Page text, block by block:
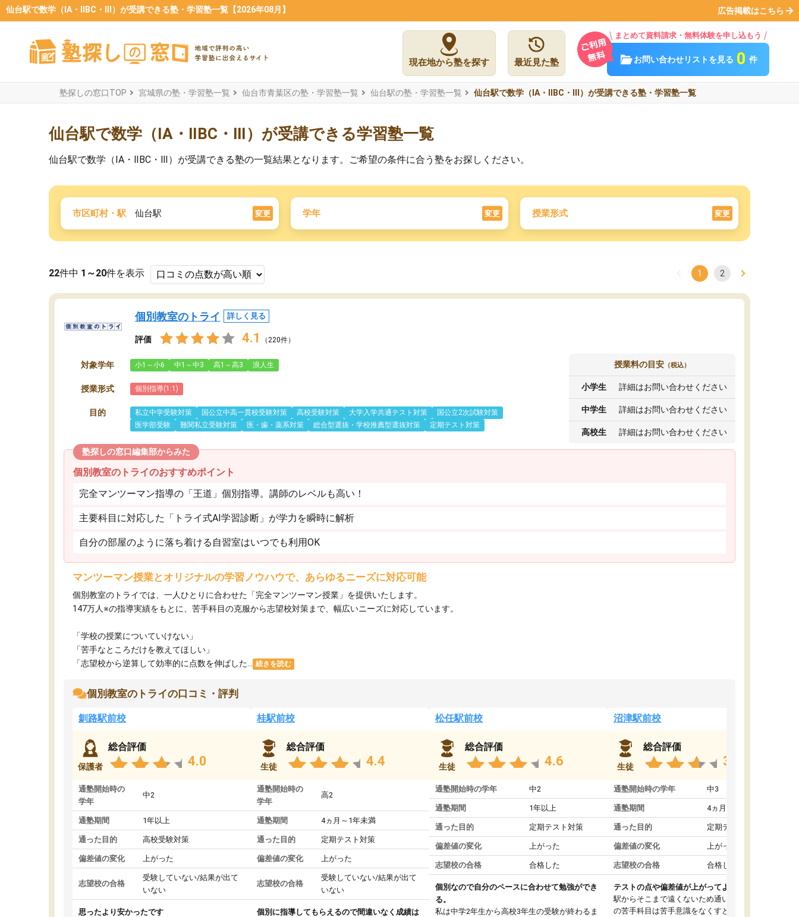
仙台駅で数学（ⅠA・ⅡBC・Ⅲ）が受講できる塾・学習塾一覧【2026年08月】 広告掲載はこちら
現在地から塾を探す 最近見た塾
まとめて資料請求・無料体験を申し込もう
お問い合わせリストを見る 0 件
塾探しの窓口TOP 宮城県の塾・学習塾一覧 仙台市青葉区の塾・学習塾一覧 仙台駅の塾・学習塾一覧 仙台駅で数学（ⅠA・ⅡBC・Ⅲ）が受講できる塾・学習塾一覧
仙台駅で数学（ⅠA・ⅡBC・Ⅲ）が受講できる学習塾一覧
仙台駅で数学（ⅠA・ⅡBC・Ⅲ）が受講できる塾の一覧結果となります。ご希望の条件に合う塾をお探しください。
市区町村・駅 仙台駅 変更 学年 変更 授業形式 変更
22件中 1～20件を表示 1 2
個別教室のトライ 詳しく見る
評価 4.1 （220件）
対象学年 小1～小6 中1～中3 高1～高3 浪人生
授業形式 個別指導(1:1)
目的 私立中学受験対策 国公立中高一貫校受験対策 高校受験対策 大学入学共通テスト対策
国公立2次試験対策
医学部受験
難関私立受験対策 医・歯・薬系対策 総合型選抜・学校推薦型選抜対策 定期テスト対策
授業料の目安 （税込）
小学生 詳細はお問い合わせください
中学生 詳細はお問い合わせください
高校生 詳細はお問い合わせください
塾探しの窓口編集部からみた
個別教室のトライのおすすめポイント
完全マンツーマン指導の「王道」個別指導。講師のレベルも高い！
主要科目に対応した「トライ式AI学習診断」が学力を瞬時に解析
自分の部屋のように落ち着ける自習室はいつでも利用OK
マンツーマン授業とオリジナルの学習ノウハウで、あらゆるニーズに対応可能
個別教室のトライでは、一人ひとりに合わせた「完全マンツーマン授業」を提供いたします。​
147万人※の指導実績をもとに、苦手科目の克服から志望校対策まで、幅広いニーズに対応しています。​
「学校の授業についていけない」​
「苦手なところだけを教えてほしい」​
「志望校から逆算して効率的に点数を伸ばした...
続きを読む
個別教室のトライの口コミ・評判
釧路駅前校
保護者
総合評価
4.0
通塾開始時の
学年
中2
通塾期間 1年以上
通った目的 高校受験対策
偏差値の変化 上がった
志望校の合格
受験していない/結果が出て
いない
思ったより安かったです
桂駅前校
生徒
総合評価
4.4
通塾開始時の
学年
高2
通塾期間 4ヵ月～1年未満
通った目的 定期テスト対策
偏差値の変化 上がった
志望校の合格
受験していない/結果が出て
いない
個別に指導してもらえるので間違いなく成績は
松任駅前校
生徒
総合評価
4.6
通塾開始時の学年 中2
通塾期間 1年以上
通った目的 定期テスト対策
偏差値の変化 上がった
志望校の合格 合格した
個別なので自分のペースに合わせて勉強ができ
る。
私は中学2年生から高校3年生の受験が終わるま
沼津駅前校
生徒
総合評価
3.8
通塾開始時の学年 中3
通塾期間 4ヵ月～1年未満
通った目的 定期テスト対策
偏差値の変化 上がった
志望校の合格 合格した
テストの点や偏差値が上がってよかった
駅からそこまで遠くないため通いやすく、自分
の苦手科目は苦手意識をなくすところから成績